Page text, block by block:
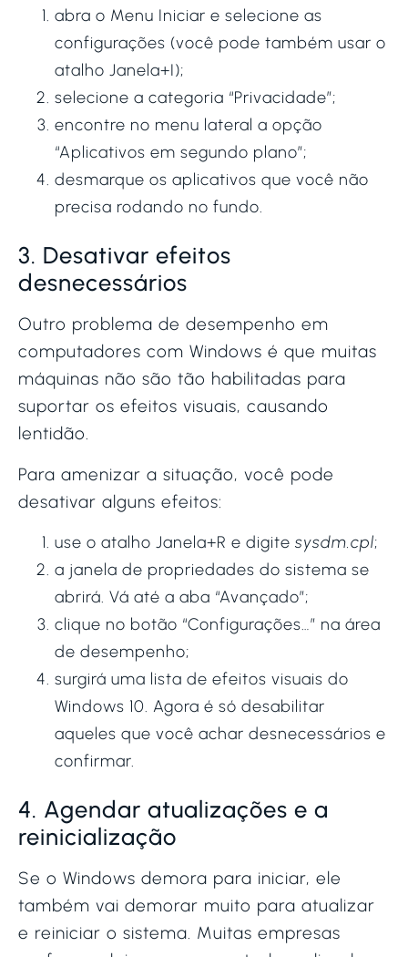
abra o Menu Iniciar e selecione as
configurações (você pode também usar o
atalho Janela+I);
selecione a categoria “Privacidade”;
encontre no menu lateral a opção
“Aplicativos em segundo plano”;
desmarque os aplicativos que você não
precisa rodando no fundo.
3. Desativar efeitos
desnecessários
Outro problema de desempenho em
computadores com Windows é que muitas
máquinas não são tão habilitadas para
suportar os efeitos visuais, causando
lentidão.
Para amenizar a situação, você pode
desativar alguns efeitos:
use o atalho Janela+R e digite sysdm.cpl;
a janela de propriedades do sistema se
abrirá. Vá até a aba “Avançado”;
clique no botão “Configurações…” na área
de desempenho;
surgirá uma lista de efeitos visuais do
Windows 10. Agora é só desabilitar
aqueles que você achar desnecessários e
confirmar.
4. Agendar atualizações e a
reinicialização
Se o Windows demora para iniciar, ele
também vai demorar muito para atualizar
e reiniciar o sistema. Muitas empresas